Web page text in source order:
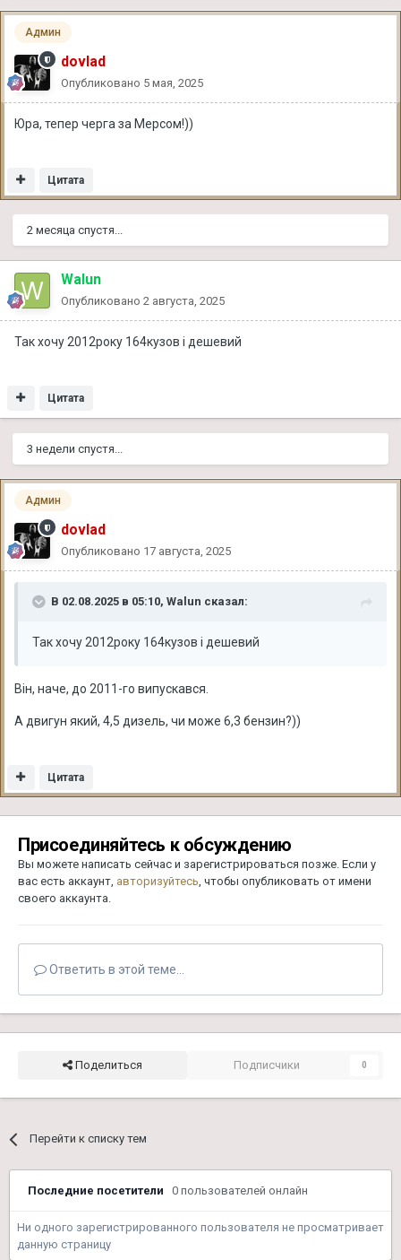
Админ
dovlad
Опубликовано 5 мая, 2025
Юра, тепер черга за Мерсом!))
Цитата
2 месяца спустя...
Walun
Опубликовано 2 августа, 2025
Так хочу 2012року 164кузов і дешевий
Цитата
3 недели спустя...
Админ
dovlad
Опубликовано 17 августа, 2025
В 02.08.2025 в 05:10, Walun сказал:
Так хочу 2012року 164кузов і дешевий
Він, наче, до 2011-го випускався.
А двигун який, 4,5 дизель, чи може 6,3 бензин?))
Цитата
Присоединяйтесь к обсуждению
Вы можете написать сейчас и зарегистрироваться позже. Если у
вас есть аккаунт, авторизуйтесь, чтобы опубликовать от имени
своего аккаунта.
Ответить в этой теме...
Поделиться Подписчики 0
Перейти к списку тем
Последние посетители 0 пользователей онлайн
Ни одного зарегистрированного пользователя не просматривает
данную страницу